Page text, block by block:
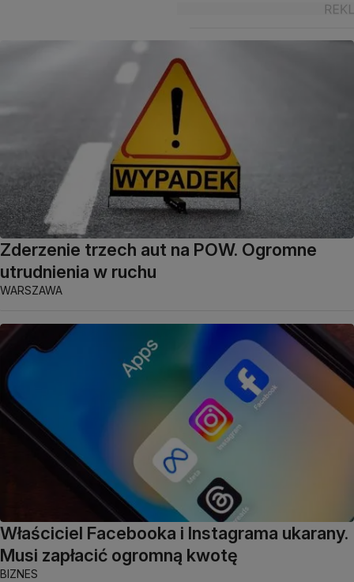
Zderzenie trzech aut na POW. Ogromne
utrudnienia w ruchu
WARSZAWA
Właściciel Facebooka i Instagrama ukarany.
Musi zapłacić ogromną kwotę
BIZNES